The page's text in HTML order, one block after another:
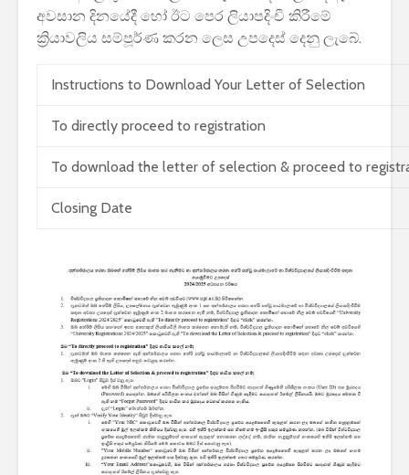
අවසාන දිනයේදී හෝ ඊට පෙර ලියාපදිංචි කිරීමේ
ක්‍රියාවලිය සම්පූර්ණ කරන ලෙස උපදෙස් දෙනු ලැබේ.
Instructions to Download Your Letter of Selection
To directly proceed to registration
To download the letter of selection & proceed to
Closing Date
ශ්‍රේණිය
Adobe
මෙවලම්
2026
හඳුන්වා
නියමිතයි.